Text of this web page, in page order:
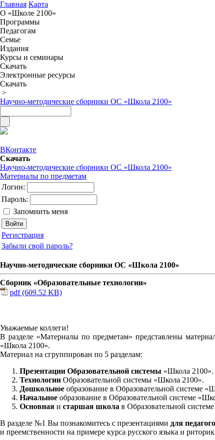
Главная Карта
О «Школе 2100»
Программы
Педагогам
Семье
Издания
Курсы и семинары
Скачать
Электронные ресурсы
Скачать
>
Научно-методические сборники ОС «Школа 2100»
ВКонтакте
Скачать
Научно-методические сборники ОС «Школа 2100»
Материалы по предметам
Логин:
Пароль:
Запомнить меня
Регистрация
Забыли свой пароль?
Научно-методические сборники ОС «Школа 2100»
Сборник «Образовательные технологии»
pdf (609.52 KB)
Уважаемые коллеги!
В разделе «Материалы по предметам» представлены
«Школа 2100».
Материал на сгруппирован по 5 разделам:
Презентации Образовательной системы «Школа 2100».
Технологии Образовательной системы «Школа 2100».
Дошкольное образование в Образовательной системе
Начальное образование в Образовательной системе
Основная и старшая школа в Образовательной
В разделе №1 Вы познакомитесь с презентациями для
и преемственности на примере курса русского языка и